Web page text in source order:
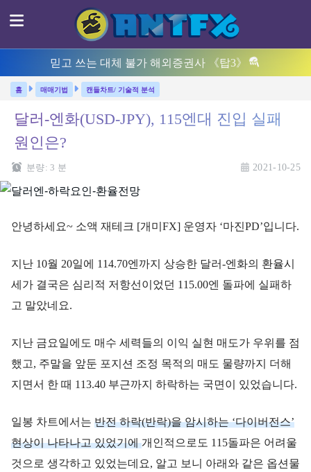
믿고 쓰는 대체 불가 해외증권사 《탑3》
매매기법 캔들차트/ 기술적 분석
달러-엔화(USD-JPY), 115엔대 진입 실패
원인은?
2021-10-25
분량: 3 분
안녕하세요~ 소액 재테크 [개미FX] 운영자 ‘마진PD’입니다.
지난 10월 20일에 114.70엔까지 상승한 달러-엔화의 환율시
세가 결국은 심리적 저항선이었던 115.00엔 돌파에 실패하
고 말았네요.
지난 금요일에도 매수 세력들의 이익 실현 매도가 우위를 점
했고, 주말을 앞둔 포지션 조정 목적의 매도 물량까지 더해
지면서 한 때 113.40 부근까지 하락하는 국면이 있었습니다.
일봉 차트에서는 반전 하락(반락)을 암시하는 ‘다이버전스’
현상이 나타나고 있었기에개인적으로도 115돌파은 어려울
것으로 생각하고 있었는데요, 알고 보니 아래와 같은 옵션물